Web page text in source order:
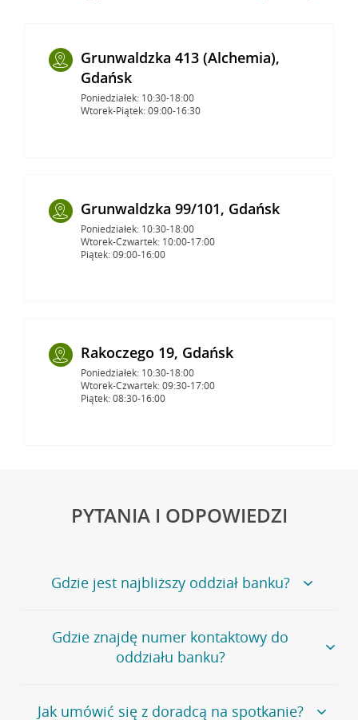
Grunwaldzka 413 (Alchemia),
Gdańsk
Poniedziałek: 10:30-18:00
Wtorek-Piątek: 09:00-16:30
Grunwaldzka 99/101, Gdańsk
Poniedziałek: 10:30-18:00
Wtorek-Czwartek: 10:00-17:00
Piątek: 09:00-16:00
Rakoczego 19, Gdańsk
Poniedziałek: 10:30-18:00
Wtorek-Czwartek: 09:30-17:00
Piątek: 08:30-16:00
PYTANIA I ODPOWIEDZI
Gdzie jest najbliższy oddział banku?
Jeśli szukasz oddziału naszego banku, zapraszamy na
stronęPlacówki i bankomaty, na której znajduje się
wygodna wyszukiwarka.
oddziałów
Gdzie znajdę numer kontaktowy do
oddziału banku?
Bank Credit Agricole nie udostępnia ogólnego numeru
Jak umówić się z doradcą na spotkanie?